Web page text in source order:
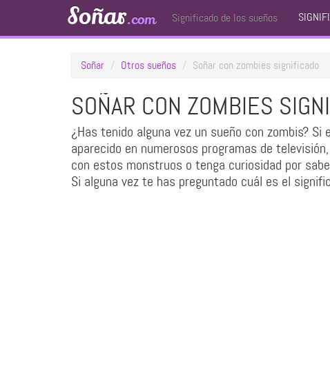
Soñar.com Significado de los sueños
Soñar Otros sueños Soñar con zombies significado
SOÑAR CON ZOMBIES
¿Has tenido alguna vez un sueño con zombis?
aparecido en numerosos programas de
con estos monstruos o tenga curiosidad por
Si alguna vez te has preguntado cuál es el